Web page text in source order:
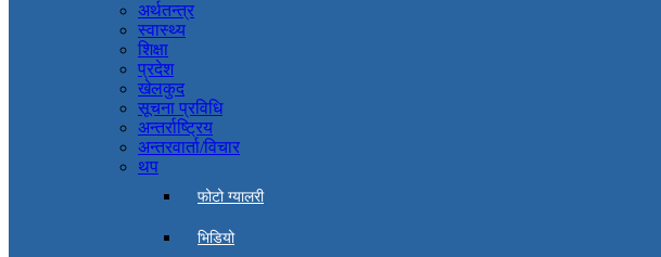
अर्थतन्त्र
स्वास्थ्य
शिक्षा
प्रदेश
खेलकुद
सूचना प्रविधि
अन्तर्राष्ट्रिय
अन्तरवार्ता/विचार
थप
फोटो ग्यालरी
भिडियो